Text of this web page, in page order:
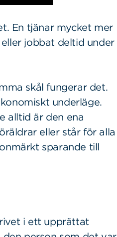
En tjänar mycket mer
jobbat deltid under
skål fungerar det.
underläge.
alltid är den ena
eller står för alla
sparande till
i ett upprättat